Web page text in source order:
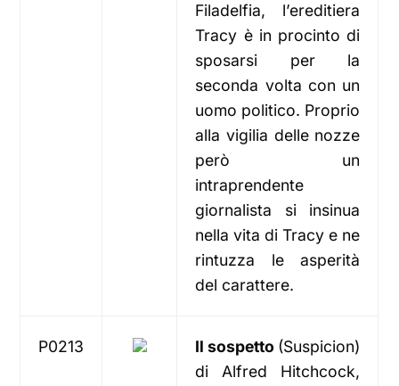
Filadelfia, l’ereditiera
Tracy è in procinto di
sposarsi per la
seconda volta con un
uomo politico. Proprio
alla vigilia delle nozze
però un
intraprendente
giornalista si insinua
nella vita di Tracy e ne
rintuzza le asperità
del carattere.
P0213 Il sospetto (Suspicion)
di Alfred Hitchcock,